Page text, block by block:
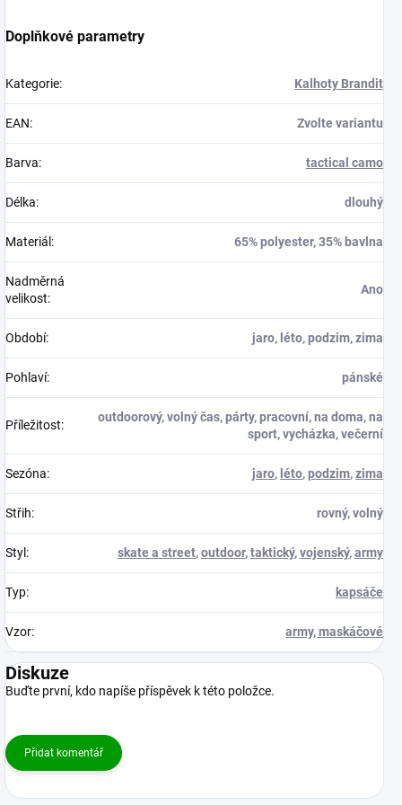
Doplňkové parametry
Kategorie: Kalhoty Brandit
EAN: Zvolte variantu
Barva: tactical camo
Délka: dlouhý
Materiál : 65% polyester, 35% bavlna
Nadměrná
velikost:
Ano
Období: jaro, léto, podzim, zima
Pohlaví: pánské
Příležitost:
outdoorový, volný čas, párty, pracovní, na doma, na
sport, vycházka, večerní
Sezóna: jaro, léto,podzim,zima
Střih: rovný, volný
Styl : skate a street,outdoor,taktický,vojenský,army
Typ: kapsáče
Vzor: army, maskáčové
Diskuze
Buďte první, kdo napíše příspěvek k této položce.
Přidat komentář